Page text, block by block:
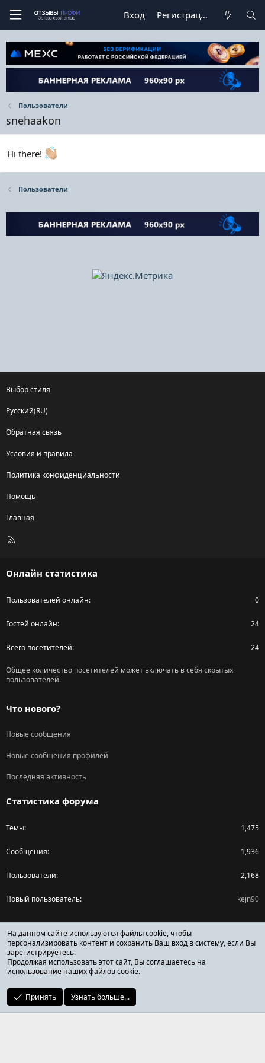
Вход Регистрация
Пользователи
snehaakon
Hi there!
Пользователи
Выбор стиля
Русский(RU)
Обратная связь
Условия и правила
Политика конфиденциальности
Помощь
Главная
R
Онлайн статистика
Пользователей онлайн 0
Гостей онлайн 24
Всего посетителей 24
Общее количество посетителей может включать в себя скрытых
пользователей.
Что нового?
Новые сообщения
Новые сообщения профилей
Последняя активность
Статистика форума
Темы 1,475
Сообщения 1,936
Пользователи 2,168
Новый пользователь kejn90
Поделиться страницей
Facebook
X (Twitter)
Reddit
ОТЗЫВЫ ОНЛАЙН ФОРУМ
На данном сайте используются файлы cookie, чтобы
персонализировать контент и сохранить Ваш вход в систему, если Вы
зарегистрируетесь.
Продолжая использовать этот сайт, Вы соглашаетесь на
использование наших файлов cookie.
Принять Узнать больше...